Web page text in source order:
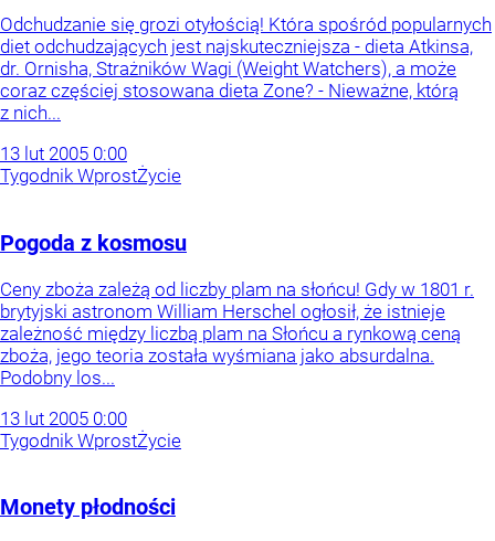
Odchudzanie się grozi otyłością! Która spośród popularnych
diet odchudzających jest najskuteczniejsza - dieta Atkinsa,
dr. Ornisha, Strażników Wagi (Weight Watchers), a może
coraz częściej stosowana dieta Zone? - Nieważne, którą
z nich...
13 lut 2005 0:00
Tygodnik WprostŻycie
Pogoda z kosmosu
Ceny zboża zależą od liczby plam na słońcu! Gdy w 1801 r.
brytyjski astronom William Herschel ogłosił, że istnieje
zależność między liczbą plam na Słońcu a rynkową ceną
zboża, jego teoria została wyśmiana jako absurdalna.
Podobny los...
13 lut 2005 0:00
Tygodnik WprostŻycie
Monety płodności